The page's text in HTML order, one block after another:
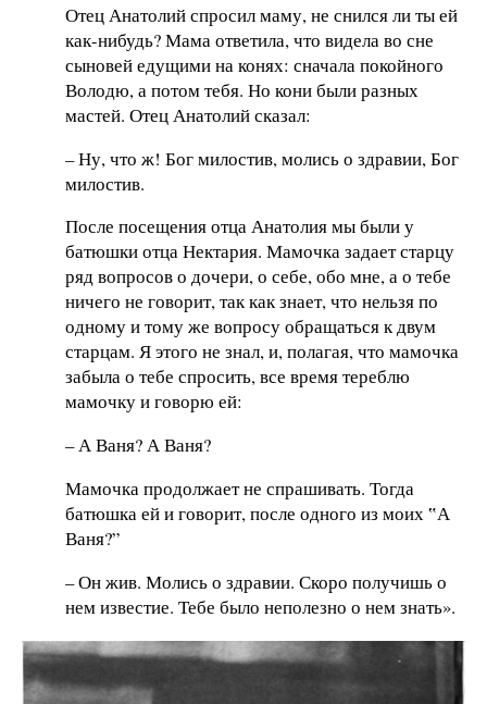
Отец Анатолий спросил маму, не снился ли ты ей
как-нибудь? Мама ответила, что видела во сне
сыновей едущими на конях: сначала покойного
Володю, а потом тебя. Но кони были разных
мастей. Отец Анатолий сказал:
– Ну, что ж! Бог милостив, молись о здравии, Бог
милостив.
После посещения отца Анатолия мы были у
батюшки отца Нектария. Мамочка задает старцу
ряд вопросов о дочери, о себе, обо мне, а о тебе
ничего не говорит, так как знает, что нельзя по
одному и тому же вопросу обращаться к двум
старцам. Я этого не знал, и, полагая, что мамочка
забыла о тебе спросить, все время тереблю
мамочку и говорю ей:
– А Ваня? А Ваня?
Мамочка продолжает не спрашивать. Тогда
батюшка ей и говорит, после одного из моих ‟А
Ваня?”
– Он жив. Молись о здравии. Скоро получишь о
нем известие. Тебе было неполезно о нем знать».